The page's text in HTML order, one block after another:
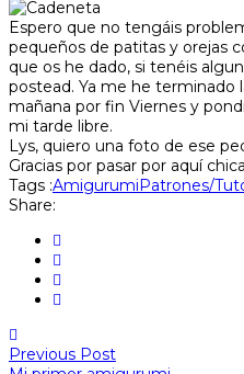
Espero que no tengáis
pequeños de patitas y orejas
que os he dado, si tenéis
postead. Ya me he terminado
mañana por fin Viernes y
mi tarde libre.
Lys, quiero una foto de ese
Gracias por pasar por aquí
Tags :AmigurumiPatrones/
Share:
Previous Post